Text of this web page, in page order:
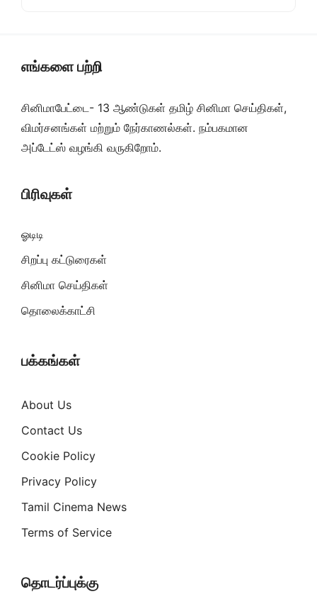
எங்களை பற்றி
சினிமாபேட்டை- 13 ஆண்டுகள் தமிழ் சினிமா செய்திகள்,
விமர்சனங்கள் மற்றும் நேர்காணல்கள். நம்பகமான
அப்டேட்ஸ் வழங்கி வருகிறோம்.
பிரிவுகள்
ஓடிடி
சிறப்பு கட்டுரைகள்
சினிமா செய்திகள்
தொலைக்காட்சி
பக்கங்கள்
About Us
Contact Us
Cookie Policy
Privacy Policy
Tamil Cinema News
Terms of Service
தொடர்ப்புக்கு